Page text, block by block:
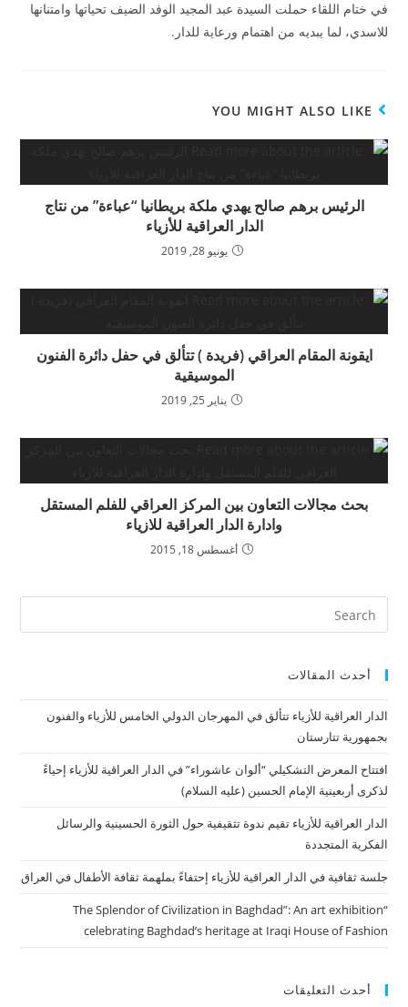
في ختام اللقاء حملت السيدة عبد المجيد الوفد الضيف تحياتها وامتنانها
للاسدي، لما يبديه من اهتمام ورعاية للدار.
YOU MIGHT ALSO LIKE
الرئيس برهم صالح يهدي ملكة بريطانيا “عباءة” من نتاج
الدار العراقية للأزياء
يونيو 28, 2019
ايقونة المقام العراقي (فريدة ) تتألق في حفل دائرة الفنون
الموسيقية
يناير 25, 2019
بحث مجالات التعاون بين المركز العراقي للفلم المستقل
وادارة الدار العراقية للازياء
أغسطس 18, 2015
أحدث المقالات
الدار العراقية للأزياء تتألق في المهرجان الدولي الخامس للأزياء والفنون
بجمهورية تتارستان
افتتاح المعرض التشكيلي “ألوان عاشوراء” في الدار العراقية للأزياء إحياءً
لذكرى أربعينية الإمام الحسين (عليه السلام)
الدار العراقية للأزياء تقيم ندوة تثقيفية حول الثورة الحسينية والرسائل
الفكرية المتجددة
جلسة ثقافية في الدار العراقية للأزياء إحتفاءً بملهمة ثقافة الأطفال في العراق
“The Splendor of Civilization in Baghdad”: An art exhibition
celebrating Baghdad’s heritage at Iraqi House of Fashion
أحدث التعليقات